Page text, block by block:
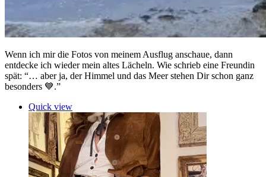
Wenn ich mir die Fotos von meinem Ausflug anschaue, dann
entdecke ich wieder mein altes Lächeln. Wie schrieb eine Freundin
spät: “… aber ja, der Himmel und das Meer stehen Dir schon ganz
besonders 💙.”
Quick view